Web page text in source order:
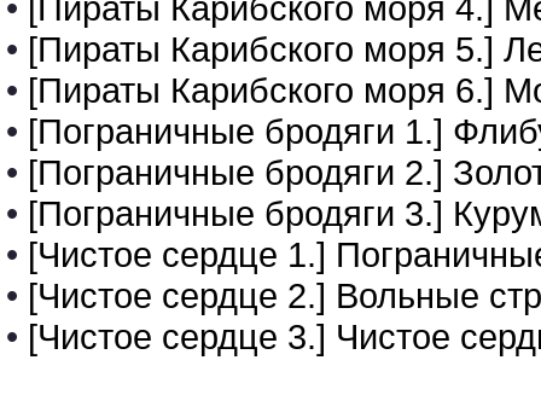
• [Пираты Карибского моря 5.]
• [Пираты Карибского моря 6.]
• [Пограничные бродяги 1.]
• [Пограничные бродяги 2.]
• [Пограничные бродяги 3.]
• [Чистое сердце 1.]
• [Чистое сердце 2.] Вольные
• [Чистое сердце 3.] Чистое